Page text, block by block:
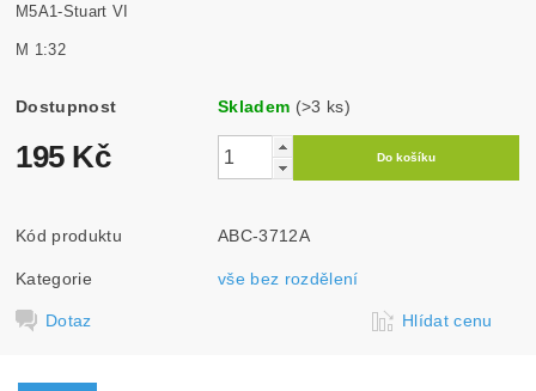
M5A1-Stuart VI
M 1:32
Dostupnost Skladem (>3 ks)
195 Kč
Kód produktu ABC-3712A
Kategorie vše bez rozdělení
Dotaz Hlídat cenu